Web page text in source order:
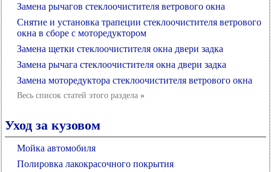
Замена рычагов стеклоочистителя ветрового окна
Снятие и установка трапеции стеклоочистителя ветрового
окна в сборе с моторедуктором
Замена щетки стеклоочистителя окна двери задка
Замена рычага стеклоочистителя окна двери задка
Замена моторедуктора стеклоочистителя ветрового окна
Весь список статей этого раздела »
Уход за кузовом
Мойка автомобиля
Полировка лакокрасочного покрытия